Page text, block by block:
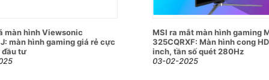
Thiết kế linh hoạt
đế, giúp bạn dễ dàng thay đổi góc
màn hình Viewsonic
màn hình gaming giá rẻ cực
đầu tư
MSI ra mắt màn hình gaming
325CQRXF: Màn hình cong
inch, tần số quét 280Hz
03-02-2025